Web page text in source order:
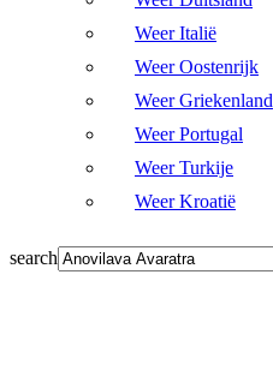
Weer Italië
Weer Oostenrijk
Weer Griekenland
Weer Portugal
Weer Turkije
Weer Kroatië
search